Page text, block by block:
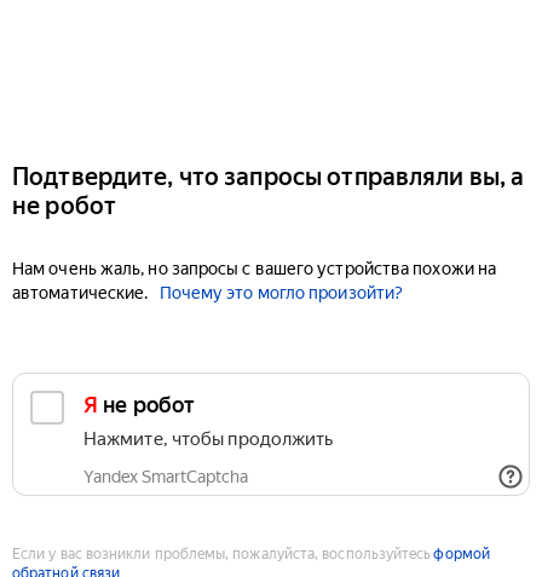
Подтвердите, что запросы отправляли вы, а
не робот
Нам очень жаль, но запросы с вашего устройства похожи на
автоматические.
Почему это могло произойти?
Я не робот
Нажмите, чтобы продолжить
Yandex SmartCaptcha
Если у вас возникли проблемы, пожалуйста, воспользуйтесьформой
обратной связи